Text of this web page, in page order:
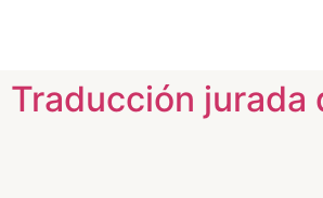
Traducción jurada